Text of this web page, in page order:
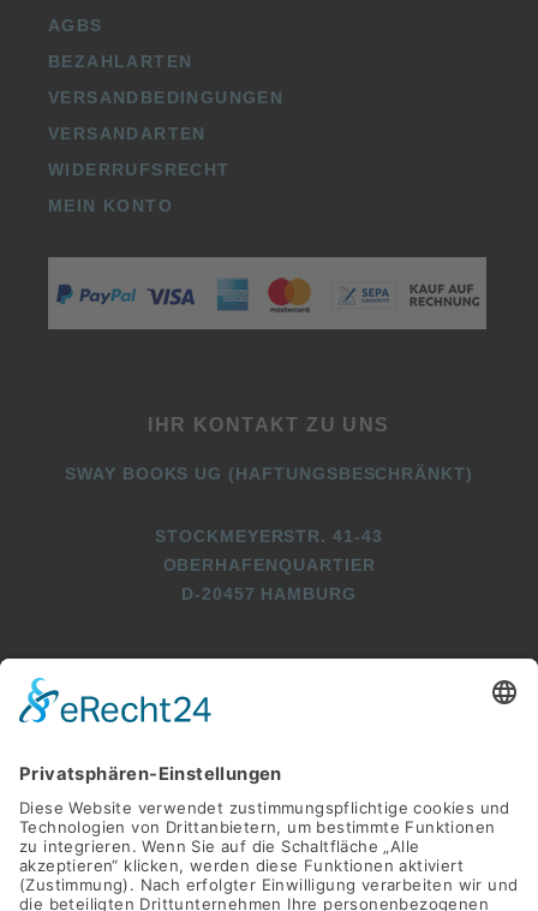
AGBS
BEZAHLARTEN
VERSANDBEDINGUNGEN
VERSANDARTEN
WIDERRUFSRECHT
MEIN KONTO
IHR KONTAKT ZU UNS
SWAY BOOKS UG (HAFTUNGSBESCHRÄNKT)
STOCKMEYERSTR. 41-43
OBERHAFENQUARTIER
D-20457 HAMBURG
+49 (0)40 2716369 9
INFO@SWAY-BOOKS.DE
      